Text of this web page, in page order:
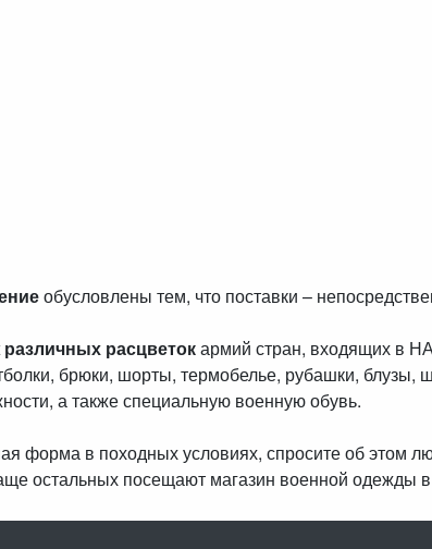
обусловлены тем, что поставки –
расцветокармий стран, входящих в
брюки, шорты, термобелье, рубашки,
а также специальную военную обувь.
форма в походных условиях, спросите об этом
остальных посещают магазин военной одежды